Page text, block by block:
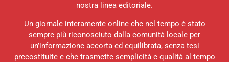
nostra linea editoriale.
Un giornale interamente online che nel tempo è stato
sempre più riconosciuto dalla comunità locale per
un’informazione accorta ed equilibrata, senza tesi
precostituite e che trasmette semplicità e qualità al tempo